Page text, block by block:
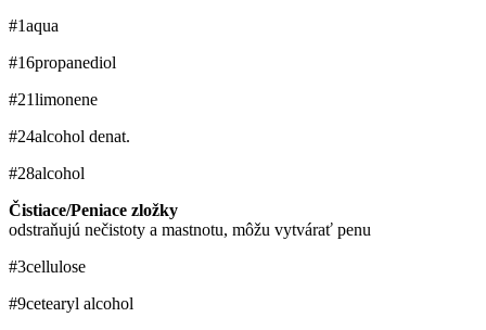
#1aqua
#16propanediol
#21limonene
#24alcohol denat.
#28alcohol
Čistiace/Peniace zložky
odstraňujú nečistoty a mastnotu, môžu vytvárať penu
#3cellulose
#9cetearyl alcohol